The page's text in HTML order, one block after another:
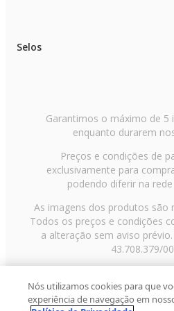
Tipo de produto: Cabo USB-C para
Conectores: Metálicos | Blindados |
Condutividade: Materiais de alta
Itens inclusos
01 Cabo USB-C para USB ELG
01 Organizador de cabo
Selos
Garantimos o máximo de
enquanto durarem
Preços e condições de
exclusivamente para
podendo diferir na
As imagens dos produtos são
Todos os preços e condições
a alteração sem aviso prévio.
43.708.379/
Paulo/SP, CEP 02029-001,
2013 Fast Shop - Todos os
Nós utilizamos cookies para que
experiência de navegação em